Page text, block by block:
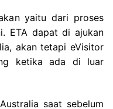
yaitu dari proses
ETA dapat di ajukan
akan tetapi eVisitor
ketika ada di luar
saat sebelum